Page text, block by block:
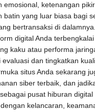
emosional, ketenangan
batin yang luar biasa bagi
bertransaksi di
digital Anda
kaku atau performa
evaluasi dan tingkatkan
situs Anda sekarang
siber terbaik, dan
pusat hiburan digital
kelancaran,